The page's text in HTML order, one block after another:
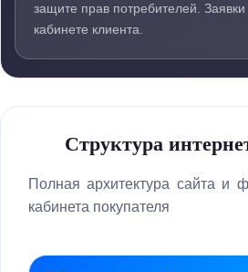
защите прав потребителей.
кабинете клиента.
Структура
Полная архитектура сайта и
кабинета покупателя